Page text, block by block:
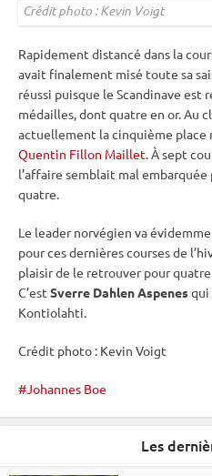
Crédit photo : Kevin Voigt
Rapidement distancé dans la
avait finalement misé toute sa
réussi puisque le Scandinave est
médailles, dont quatre en or. Au
actuellement la cinquième place
Quentin Fillon Maillet. À sept
l’affaire semblait mal embarquée
quatre.
Le leader norvégien va
pour ces dernières courses de
plaisir de le retrouver pour
C’est Sverre Dahlen Aspenesqui
Kontiolahti.
Crédit photo : Kevin Voigt
Johannes Boe
Les